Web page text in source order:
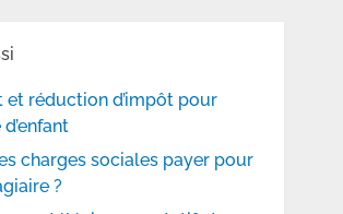
et réduction d’impôt pour
charges sociales payer pour
?